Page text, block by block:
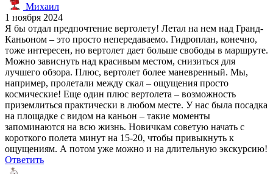
Михаил
1 ноября 2024
Я бы отдал предпочтение вертолету! Летал на нем над Гранд-
Каньоном – это просто непередаваемо. Гидроплан, конечно,
тоже интересен, но вертолет дает больше свободы в маршруте.
Можно зависнуть над красивым местом, снизиться для
лучшего обзора. Плюс, вертолет более маневренный. Мы,
например, пролетали между скал – ощущения просто
космические! Еще один плюс вертолета – возможность
приземлиться практически в любом месте. У нас была посадка
на площадке с видом на каньон – такие моменты
запоминаются на всю жизнь. Новичкам советую начать с
короткого полета минут на 15-20, чтобы привыкнуть к
ощущениям. А потом уже можно и на длительную экскурсию!
Ответить